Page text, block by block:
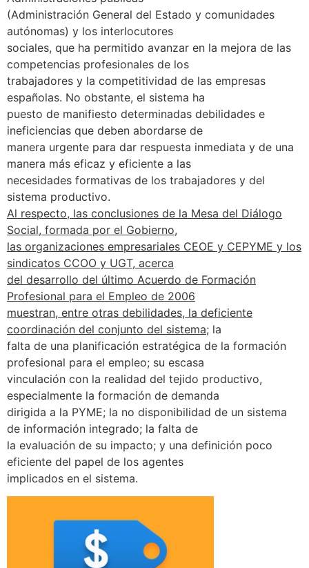
(Administración General del Estado y comunidades
autónomas) y los interlocutores
sociales, que ha permitido avanzar en la mejora de las
competencias profesionales de los
trabajadores y la competitividad de las empresas
españolas. No obstante, el sistema ha
puesto de manifiesto determinadas debilidades e
ineficiencias que deben abordarse de
manera urgente para dar respuesta inmediata y de una
manera más eficaz y eficiente a las
necesidades formativas de los trabajadores y del
sistema productivo.
Al respecto, las conclusiones de la Mesa del Diálogo
Social, formada por el Gobierno,
las organizaciones empresariales CEOE y CEPYME y los
sindicatos CCOO y UGT, acerca
del desarrollo del último Acuerdo de Formación
Profesional para el Empleo de 2006
muestran, entre otras debilidades, la deficiente
coordinación del conjunto del sistema; la
falta de una planificación estratégica de la formación
profesional para el empleo; su escasa
vinculación con la realidad del tejido productivo,
especialmente la formación de demanda
dirigida a la PYME; la no disponibilidad de un sistema
de información integrado; la falta de
la evaluación de su impacto; y una definición poco
eficiente del papel de los agentes
implicados en el sistema.